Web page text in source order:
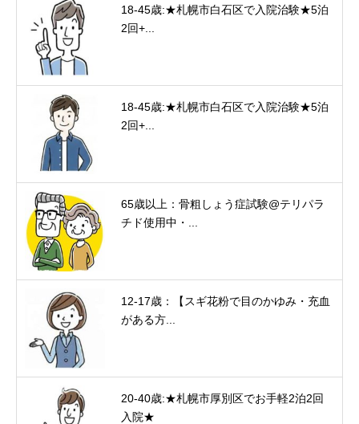
18-45歳:★札幌市白石区で入院治験★5泊
2回+...
18-45歳:★札幌市白石区で入院治験★5泊
2回+...
65歳以上：骨粗しょう症試験@テリパラ
チド使用中・...
12-17歳：【スギ花粉で目のかゆみ・充血
がある方...
20-40歳:★札幌市厚別区でお手軽2泊2回
入院★